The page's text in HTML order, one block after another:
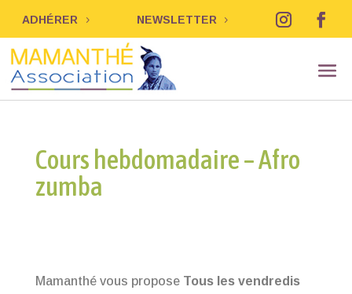
ADHÉRER NEWSLETTER
Cours hebdomadaire – Afro
zumba
Mamanthé vous propose Tous les vendredis